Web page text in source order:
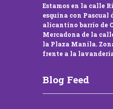
Estamos en la calle
esquina con Pascual
alicantino barrio de
Mercadona de la
la Plaza Manila.
frente a la
Blog Feed